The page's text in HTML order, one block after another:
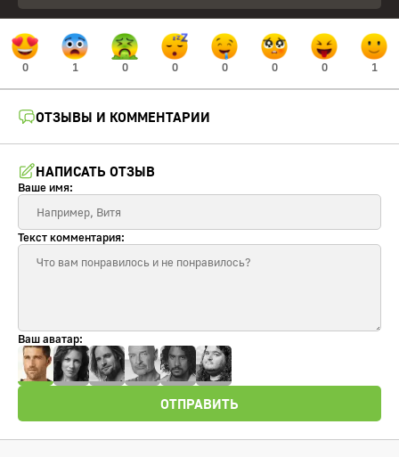
0 1 0 0 0 0 0 1
ОТЗЫВЫ И КОММЕНТАРИИ
НАПИСАТЬ ОТЗЫВ
Ваше имя:
Текст комментария:
Ваш аватар:
ОТПРАВИТЬ